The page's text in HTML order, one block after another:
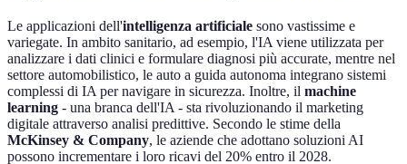
Le applicazioni dell'intelligenza artificiale sono vastissime e
variegate. In ambito sanitario, ad esempio, l'IA viene utilizzata per
analizzare i dati clinici e formulare diagnosi più accurate, mentre nel
settore automobilistico, le auto a guida autonoma integrano sistemi
complessi di IA per navigare in sicurezza. Inoltre, il machine
learning - una branca dell'IA - sta rivoluzionando il marketing
digitale attraverso analisi predittive. Secondo le stime della
McKinsey & Company, le aziende che adottano soluzioni AI
possono incrementare i loro ricavi del 20% entro il 2028.